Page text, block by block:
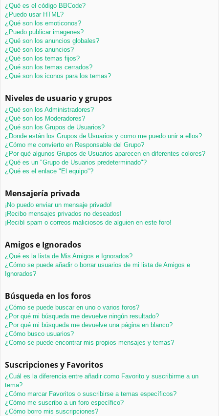
¿Qué es el código BBCode?
¿Puedo usar HTML?
¿Qué son los emoticonos?
¿Puedo publicar imagenes?
¿Qué son los anuncios globales?
¿Qué son los anuncios?
¿Qué son los temas fijos?
¿Qué son los temas cerrados?
¿Qué son los iconos para los temas?
Niveles de usuario y grupos
¿Qué son los Administradores?
¿Qué son los Moderadores?
¿Qué son los Grupos de Usuarios?
¿Donde están los Grupos de Usuarios y como me puedo unir a ellos?
¿Cómo me convierto en Responsable del Grupo?
¿Por qué algunos Grupos de Usuarios aparecen en diferentes colores?
¿Qué es un "Grupo de Usuarios predeterminado"?
¿Qué es el enlace "El equipo"?
Mensajería privada
¡No puedo enviar un mensaje privado!
¡Recibo mensajes privados no deseados!
¡Recibí spam o correos maliciosos de alguien en este foro!
Amigos e Ignorados
¿Qué es la lista de Mis Amigos e Ignorados?
¿Cómo se puede añadir o borrar usuarios de mi lista de Amigos e
Ignorados?
Búsqueda en los foros
¿Cómo se puede buscar en uno o varios foros?
¿Por qué mi búsqueda me devuelve ningún resultado?
¿Por qué mi búsqueda me devuelve una página en blanco?
¿Cómo busco usuarios?
¿Como se puede encontrar mis propios mensajes y temas?
Suscripciones y Favoritos
¿Cuál es la diferencia entre añadir como Favorito y suscribirme a un
tema?
¿Cómo marcar Favoritos o suscribirse a temas específicos?
¿Cómo me suscribo a un foro específico?
¿Cómo borro mis suscripciones?